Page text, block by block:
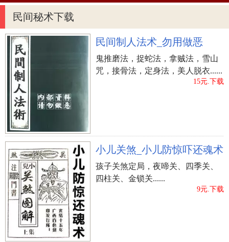
立即购买
紫微书 法云居士 台湾金星
民间秘术下载
民间制人法术_勿用做恶
鬼推磨法，捉蛇法，拿贼法，雪山
咒，接骨法，定身法，美人脱衣......
15元.下载
小儿关煞_小儿防惊吓还魂术
孩子关煞定局，夜啼关、四季关、
四柱关、金锁关......
9元.下载